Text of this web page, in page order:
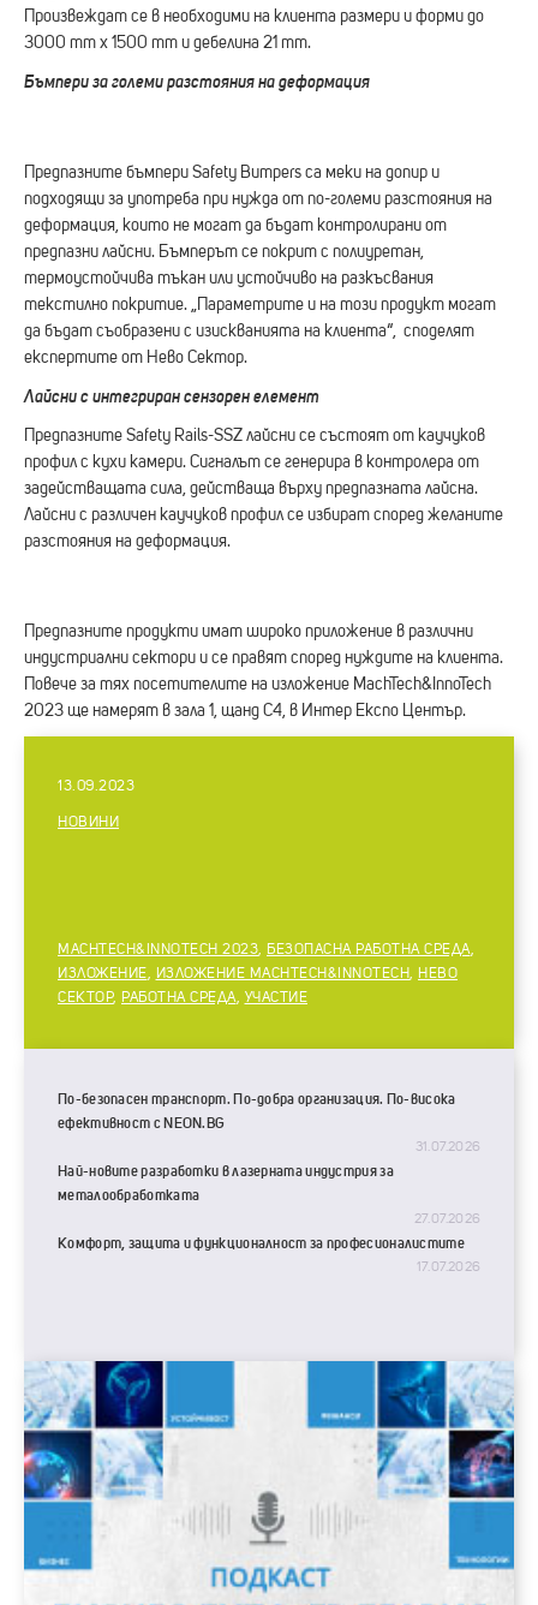
13.09.2023
НОВИНИ
MACHTECH&INNOTECH 2023, БЕЗОПАСНА РАБОТНА СРЕДА,
ИЗЛОЖЕНИЕ, ИЗЛОЖЕНИЕ MACHTECH&INNOTECH, НЕВО
СЕКТОР, РАБОТНА СРЕДА, УЧАСТИЕ
По-безопасен транспорт. По-добра организация. По-висока
ефективност с NEON.BG
31.07.2026
Най-новите разработки в лазерната индустрия за
металообработката
27.07.2026
Комфорт, защита и функционалност за професионалистите
17.07.2026
Произвеждат се в необходими на клиента размери и форми до
3000 mm x 1500 mm и дебелина 21 mm.
Бъмпери за големи разстояния на деформация
Предпазните бъмпери Safety Bumpers са меки на допир и
подходящи за употреба при нужда от по-големи разстояния на
деформация, които не могат да бъдат контролирани от
предпазни лайсни. Бъмперът се покрит с полиуретан,
термоустойчива тъкан или устойчиво на разкъсвания
текстилно покритие. „Параметрите и на този продукт могат
да бъдат съобразени с изискванията на клиента“, споделят
експертите от Нево Сектор.
Лайсни с интегриран сензорен елемент
Предпазните Safety Rails-SSZ лайсни се състоят от каучуков
профил с кухи камери. Сигналът се генерира в контролера от
задействащата сила, действаща върху предпазната лайсна.
Лайсни с различен каучуков профил се избират според желаните
разстояния на деформация.
Предпазните продукти имат широко приложение в различни
индустриални сектори и се правят според нуждите на клиента.
Повече за тях посетителите на изложение MachTech&InnoTech
2023 ще намерят в зала 1, щанд C4, в Интер Експо Център.